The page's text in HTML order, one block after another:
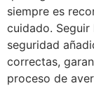
siempre es
cuidado.
seguridad
correctas,
proceso de